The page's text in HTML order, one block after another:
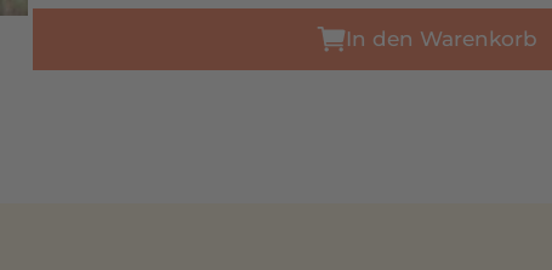
In den Warenkorb